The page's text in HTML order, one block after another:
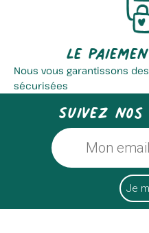
Le
Nous vous garantissons
sécurisées
Suivez